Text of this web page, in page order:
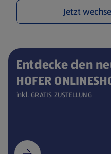
Jetzt
Entdecke den
HOFER
inkl. GRATIS ZUSTELLUNG